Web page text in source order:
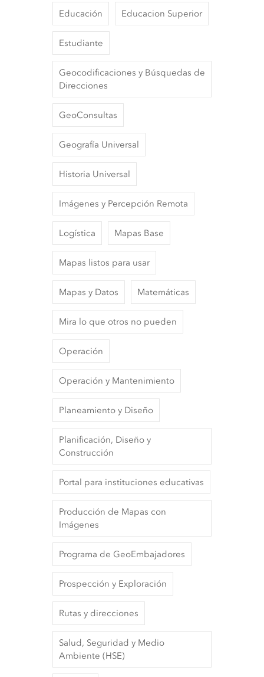
Educación Educacion Superior
Estudiante
Geocodificaciones y Búsquedas de
Direcciones
GeoConsultas
Geografía Universal
Historia Universal
Imágenes y Percepción Remota
Logística Mapas Base
Mapas listos para usar
Mapas y Datos Matemáticas
Mira lo que otros no pueden
Operación
Operación y Mantenimiento
Planeamiento y Diseño
Planificación, Diseño y
Construcción
Portal para instituciones educativas
Producción de Mapas con
Imágenes
Programa de GeoEmbajadores
Prospección y Exploración
Rutas y direcciones
Salud, Seguridad y Medio
Ambiente (HSE)